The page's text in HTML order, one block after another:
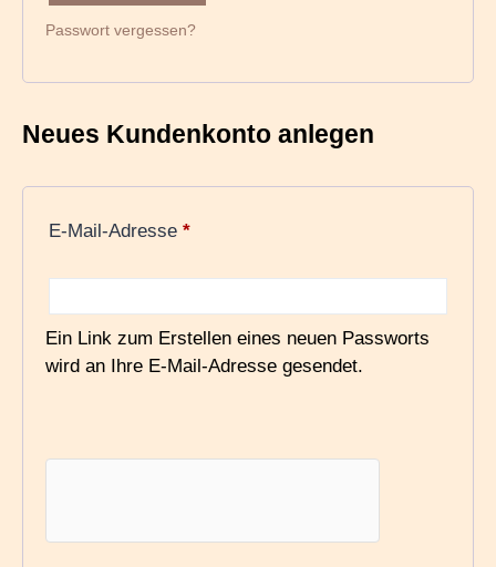
Passwort vergessen?
Neues Kundenkonto anlegen
E-Mail-Adresse *
Ein Link zum Erstellen eines neuen Passworts
wird an Ihre E-Mail-Adresse gesendet.